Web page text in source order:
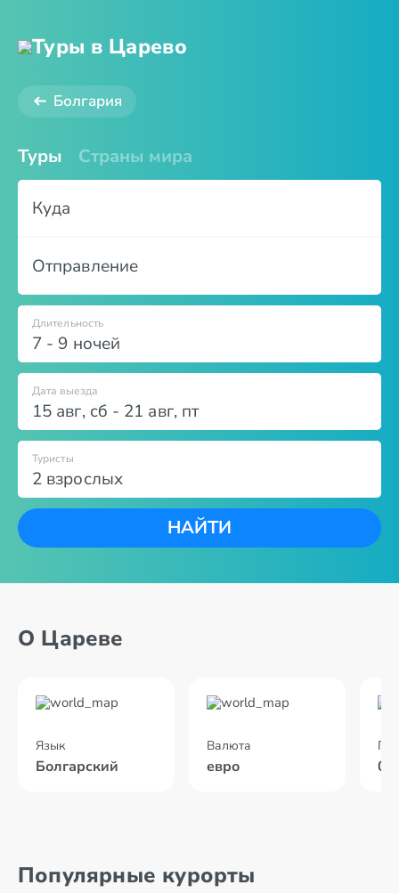
Туры в Царево
Болгария
Туры Страны мира
Куда
Отправление
7 - 9 ночей
Длительность
Дата выезда
15 авг, сб - 21 авг, пт
2 взрослых
Туристы
НАЙТИ
О Цареве
Язык
Болгарский
Валюта
евро
Популярные курорты